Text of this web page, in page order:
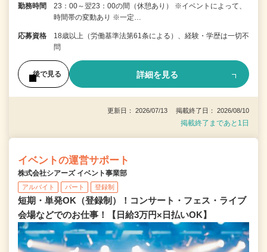
勤務時間
23：00～翌23：00の間（休憩あり） ※イベントによって、
時間帯の変動あり ※一定…
応募資格
18歳以上（労働基準法第61条による）、経験・学歴は一切不
問
後で見る 詳細を見る
更新日： 2026/07/13 掲載終了日： 2026/08/10
掲載終了まであと1日
イベントの運営サポート
株式会社シアーズ イベント事業部
アルバイト パート 登録制
短期・単発OK（登録制）！コンサート・フェス・ライブ
会場などでのお仕事！【日給3万円×日払いOK】